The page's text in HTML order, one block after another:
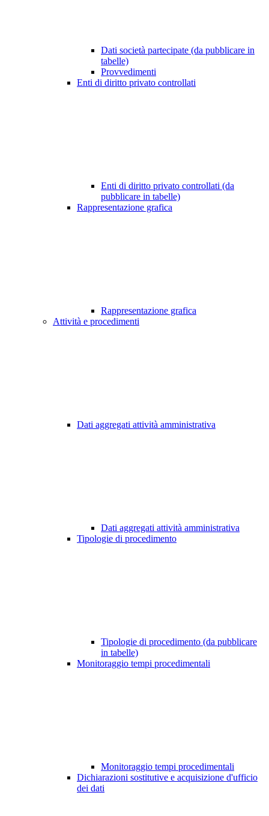
Dati società partecipate (da pubblicare in
tabelle)
Provvedimenti
Enti di diritto privato controllati
Enti di diritto privato controllati (da
pubblicare in tabelle)
Rappresentazione grafica
Rappresentazione grafica
Attività e procedimenti
Dati aggregati attività amministrativa
Dati aggregati attività amministrativa
Tipologie di procedimento
Tipologie di procedimento (da pubblicare
in tabelle)
Monitoraggio tempi procedimentali
Monitoraggio tempi procedimentali
Dichiarazioni sostitutive e acquisizione d'ufficio
dei dati